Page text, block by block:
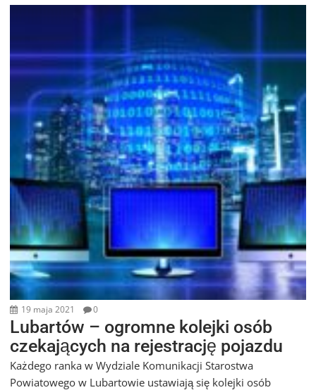
19 maja 2021 0
Lubartów – ogromne kolejki osób
czekających na rejestrację pojazdu
Każdego ranka w Wydziale Komunikacji Starostwa
Powiatowego w Lubartowie ustawiają się kolejki osób